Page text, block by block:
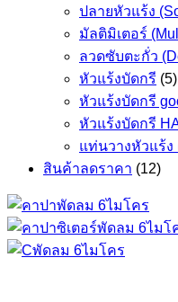
ปลายหัวแร้ง
มัลติมิเตอร์
ลวดซับตะกั่ว
หัวแร้งบัดกรี (5)
หัวแร้งบัดกรี
หัวแร้งบัดกรี
แท่นวางหัวแร้ง
สินค้าลดราคา (12)